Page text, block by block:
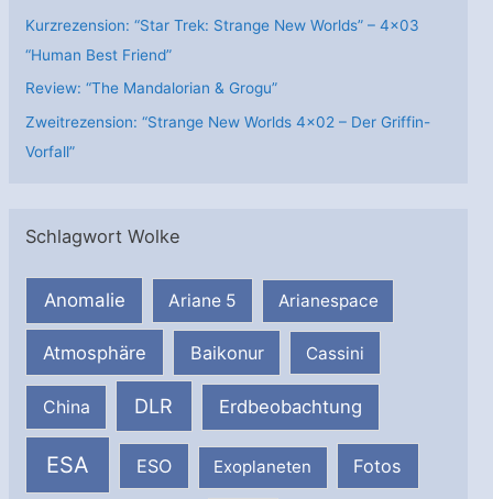
Kurzrezension: “Star Trek: Strange New Worlds” – 4×03
“Human Best Friend”
Review: “The Mandalorian & Grogu”
Zweitrezension: “Strange New Worlds 4×02 – Der Griffin-
Vorfall”
Schlagwort Wolke
Anomalie Ariane 5 Arianespace
Atmosphäre Baikonur Cassini
China DLR Erdbeobachtung
ESA ESO Exoplaneten Fotos